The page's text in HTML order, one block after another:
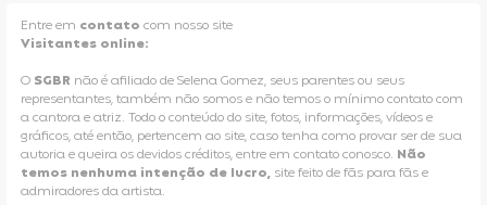
Entre em contato com nosso site
Visitantes online:
O SGBR não é afiliado de Selena Gomez, seus parentes ou seus
representantes, também não somos e não temos o mínimo contato com
a cantora e atriz. Todo o conteúdo do site, fotos, informações, vídeos e
gráficos, até então, pertencem ao site, caso tenha como provar ser de sua
autoria e queira os devidos créditos, entre em contato conosco. Não
temos nenhuma intenção de lucro, site feito de fãs para fãs e
admiradores da artista.